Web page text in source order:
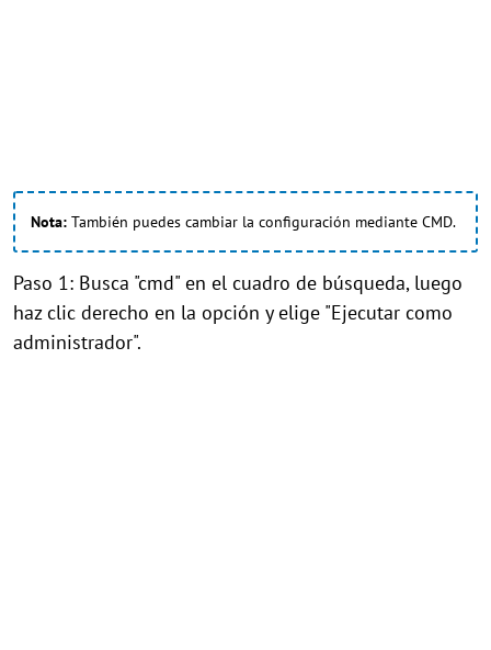
Nota: También puedes cambiar la configuración mediante CMD.
Paso 1: Busca "cmd" en el cuadro de búsqueda, luego
haz clic derecho en la opción y elige "Ejecutar como
administrador".